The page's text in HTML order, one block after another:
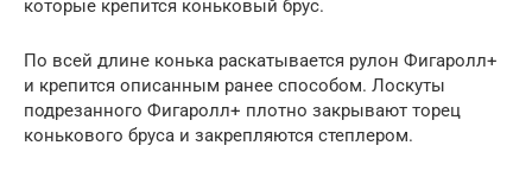
которые крепится коньковый брус.
По всей длине конька раскатывается рулон Фигаролл+
и крепится описанным ранее способом. Лоскуты
подрезанного Фигаролл+ плотно закрывают торец
конькового бруса и закрепляются степлером.